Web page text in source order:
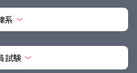
系
試験